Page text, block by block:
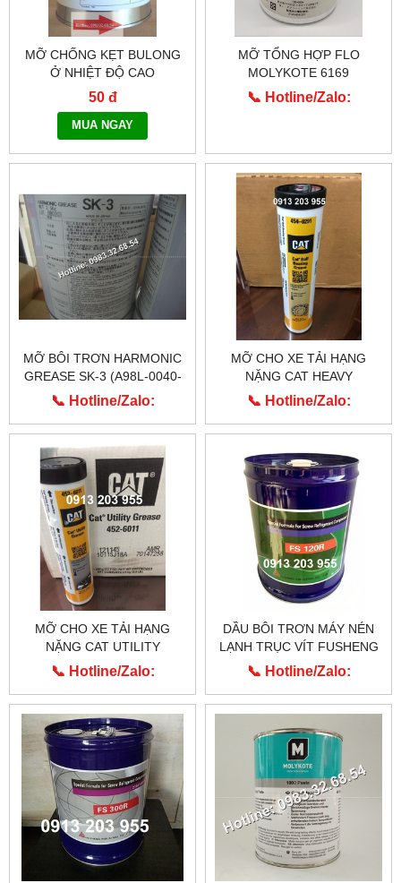
MỠ CHỐNG KẸT BULONG
Ở NHIỆT ĐỘ CAO
MOLYKOTE 1000
50 đ
MUA NGAY
MỠ TỔNG HỢP FLO
MOLYKOTE 6169
📞 Hotline/Zalo:
MỠ BÔI TRƠN HARMONIC
GREASE SK-3 (A98L-0040-
0110)
📞 Hotline/Zalo:
0913.203.955
MỠ CHO XE TẢI HẠNG
NẶNG CAT HEAVY
MACHINERY 454-0291
📞 Hotline/Zalo:
0913.203.955
MỠ CHO XE TẢI HẠNG
NẶNG CAT UTILITY
GREASE 452-6011
📞 Hotline/Zalo:
0913.203.955
DẦU BÔI TRƠN MÁY NÉN
LẠNH TRỤC VÍT FUSHENG
FS 120R
📞 Hotline/Zalo:
0913.203.955